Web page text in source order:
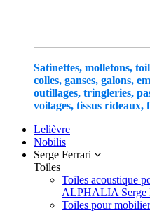
Satinettes, molletons,
colles, ganses, galons,
outillages, tringleries,
voilages, tissus rideaux,
Lelièvre
Nobilis
Serge Ferrari
Toiles
Toiles acoustique
ALPHALIA Serge
Toiles pour